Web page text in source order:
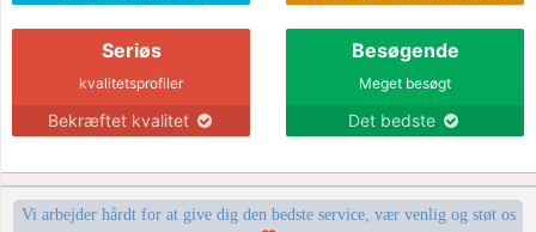
Seriøs
kvalitetsprofiler
Bekræftet kvalitet
Besøgende
Meget besøgt
Det bedste
Vi arbejder hårdt for at give dig den bedste service, vær venlig og støt os